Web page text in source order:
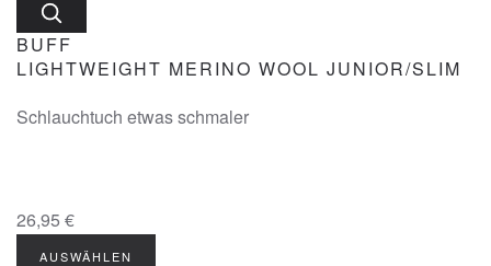
BUFF
LIGHTWEIGHT MERINO WOOL JUNIOR/SLIM
Schlauchtuch etwas schmaler
26,95 €
AUSWÄHLEN